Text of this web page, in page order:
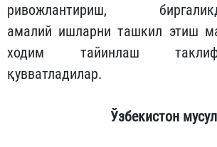
ривожлантириш,
амалий ишларни ташкил этиш
ходим тайинлаш
қувватладилар.
Ўзбекистон